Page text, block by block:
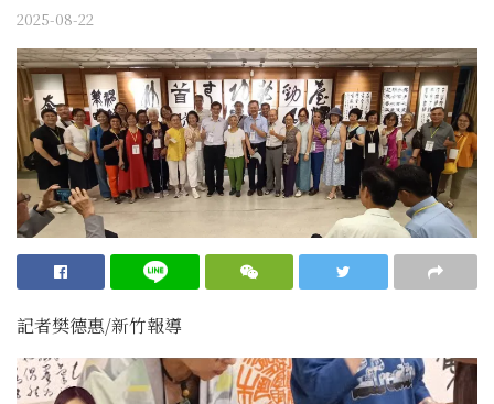
2025-08-22
記者樊德惠/新竹報導